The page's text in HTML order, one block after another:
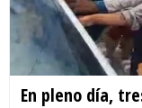
En pleno día,